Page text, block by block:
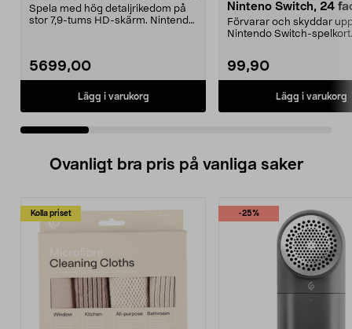
Spela med hög detaljrikedom på
stor 7,9-tums HD-skärm. Nintendo
5699,00
Lägg i varukorg
Ninteno Switch, 24
Förvarar och skyddar
Nintendo Switch-
99,90
Lägg i varukorg
Ovanligt bra pris på vanliga saker
Kolla priset -25%